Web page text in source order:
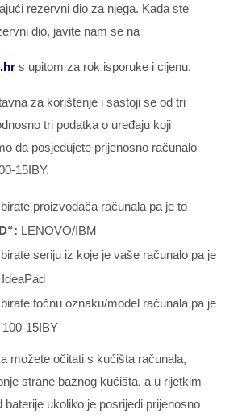
rezervni dio za njega. Kada ste
dio, javite nam se na
s upitom za rok isporuke i cijenu.
za korištenje i sastoji se od tri
tri podatka o uređaju koji
da posjedujete prijenosno računalo
15IBY.
proizvođača računala pa je to
LENOVO/IBM
seriju iz koje je vaše računalo pa je
IdeaPad
točnu oznaku/model računala pa je
100-15IBY
možete očitati s kućišta računala,
strane baznog kućišta, a u rijetkim
ukoliko je posrijedi prijenosno